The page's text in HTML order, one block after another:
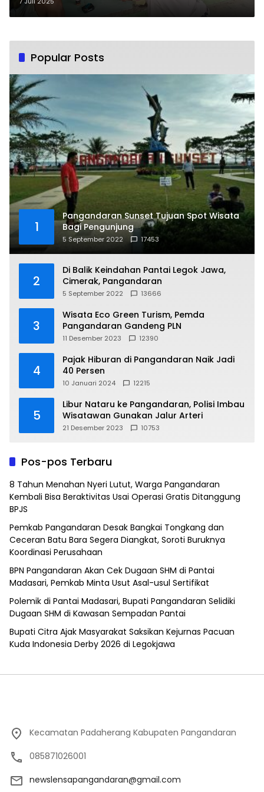
Umur
Popular Posts
1
Pangandaran Sunset Tujuan Spot Wisata
Bagi Pengunjung
5 September 2022 17453
2
Di Balik Keindahan Pantai Legok Jawa,
Cimerak, Pangandaran
5 September 2022 13666
3
Wisata Eco Green Turism, Pemda
Pangandaran Gandeng PLN
11 Desember 2023 12390
4
Pajak Hiburan di Pangandaran Naik Jadi
40 Persen
10 Januari 2024 12215
5
Libur Nataru ke Pangandaran, Polisi Imbau
Wisatawan Gunakan Jalur Arteri
21 Desember 2023 10753
Pos-pos Terbaru
8 Tahun Menahan Nyeri Lutut, Warga Pangandaran
Kembali Bisa Beraktivitas Usai Operasi Gratis Ditanggung
BPJS
Pemkab Pangandaran Desak Bangkai Tongkang dan
Ceceran Batu Bara Segera Diangkat, Soroti Buruknya
Koordinasi Perusahaan
BPN Pangandaran Akan Cek Dugaan SHM di Pantai
Madasari, Pemkab Minta Usut Asal-usul Sertifikat
Polemik di Pantai Madasari, Bupati Pangandaran Selidiki
Dugaan SHM di Kawasan Sempadan Pantai
Bupati Citra Ajak Masyarakat Saksikan Kejurnas Pacuan
Kuda Indonesia Derby 2026 di Legokjawa
Kecamatan Padaherang Kabupaten Pangandaran
085871026001
newslensapangandaran@gmail.com